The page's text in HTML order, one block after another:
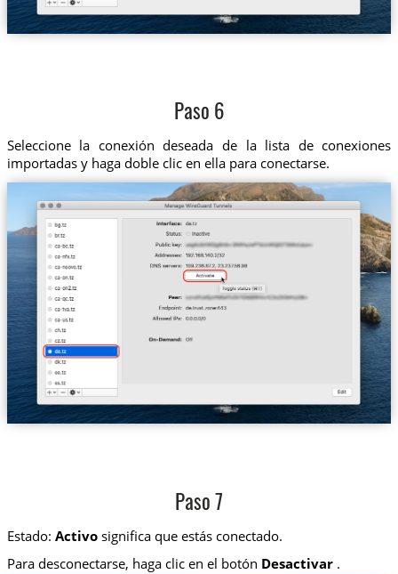
Paso 6
Seleccione la conexión deseada de la lista de conexiones
importadas y haga doble clic en ella para conectarse.
Paso 7
Estado: Activosignifica que estás conectado.
Para desconectarse, haga clic en el botón Desactivar.